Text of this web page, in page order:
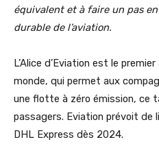
équivalent et à faire un pas
durable de l’aviation.
L’Alice d’Eviation est le
monde, qui permet aux
une flotte à zéro émission, ce
passagers. Eviation prévoit de
DHL Express dès 2024.